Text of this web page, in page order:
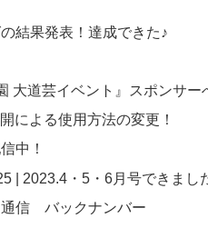
結果発表！達成できた♪
大道芸イベント』スポンサー
による使用方法の変更！
中！
| 2023.4・5・6月号できまし
通信 バックナンバー